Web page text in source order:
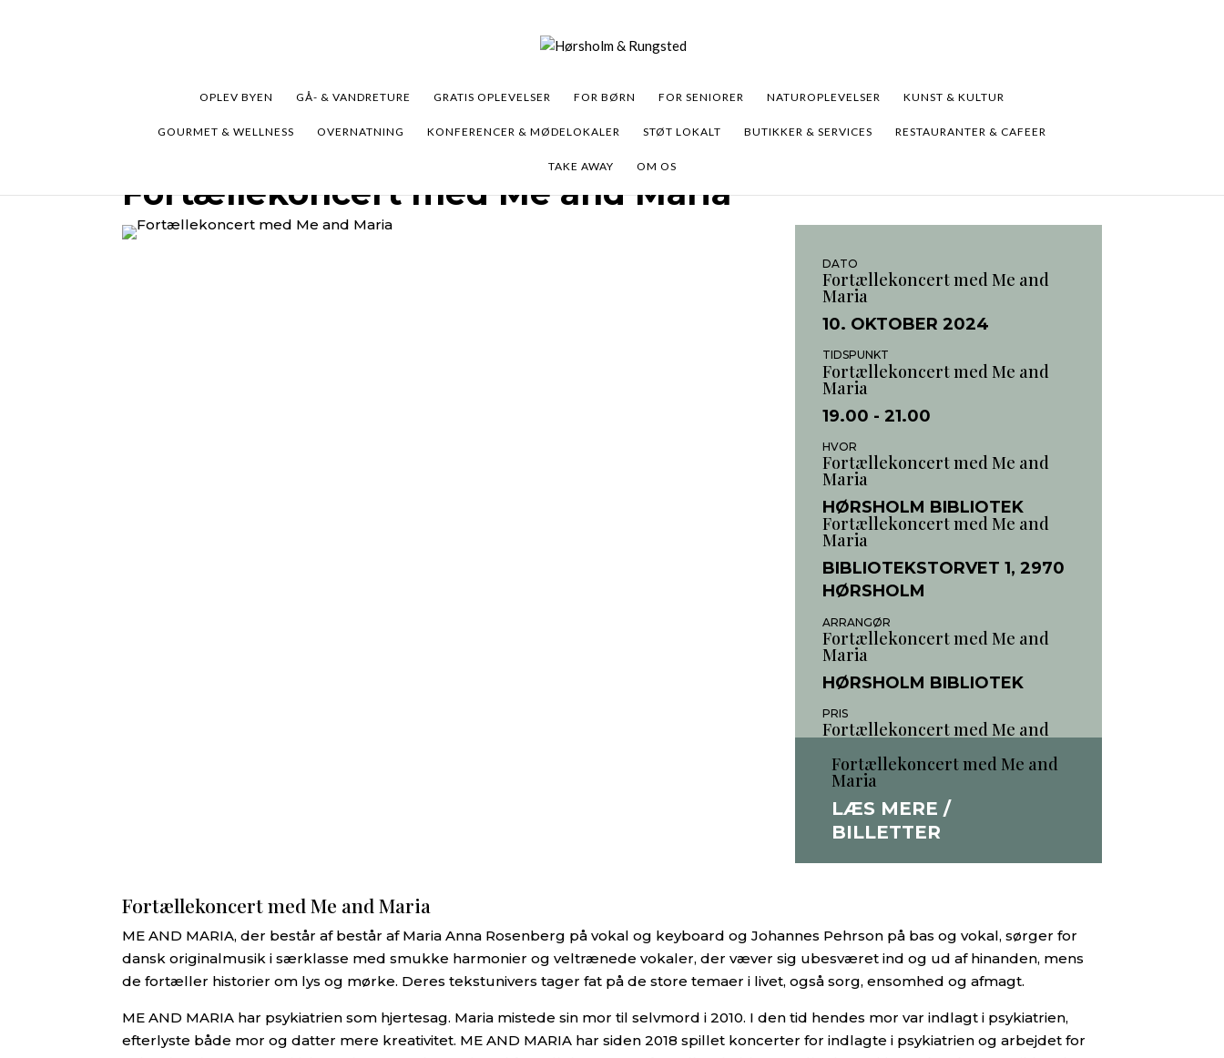
OPLEV BYEN GÅ- & VANDRETURE GRATIS OPLEVELSER FOR BØRN FOR SENIORER NATUROPLEVELSER KUNST & KULTUR
GOURMET & WELLNESS OVERNATNING KONFERENCER & MØDELOKALER STØT LOKALT BUTIKKER & SERVICES RESTAURANTER & CAFEER
TAKE AWAY OM OS
Fortællekoncert med Me and Maria
DATO
Fortællekoncert med Me and
Maria
10. OKTOBER 2024
TIDSPUNKT
Fortællekoncert med Me and
Maria
19.00 - 21.00
HVOR
Fortællekoncert med Me and
Maria
HØRSHOLM BIBLIOTEK
Fortællekoncert med Me and
Maria
BIBLIOTEKSTORVET 1, 2970
HØRSHOLM
ARRANGØR
Fortællekoncert med Me and
Maria
HØRSHOLM BIBLIOTEK
PRIS
Fortællekoncert med Me and
30DK
Fortællekoncert med Me and
Maria
LÆS MERE /
BILLETTER
Fortællekoncert med Me and Maria
ME AND MARIA, der består af består af Maria Anna Rosenberg på vokal og keyboard og Johannes Pehrson på bas og vokal, sørger for
dansk originalmusik i særklasse med smukke harmonier og veltrænede vokaler, der væver sig ubesværet ind og ud af hinanden, mens
de fortæller historier om lys og mørke. Deres tekstunivers tager fat på de store temaer i livet, også sorg, ensomhed og afmagt.
ME AND MARIA har psykiatrien som hjertesag. Maria mistede sin mor til selvmord i 2010. I den tid hendes mor var indlagt i psykiatrien,
efterlyste både mor og datter mere kreativitet. ME AND MARIA har siden 2018 spillet koncerter for indlagte i psykiatrien og arbejdet for